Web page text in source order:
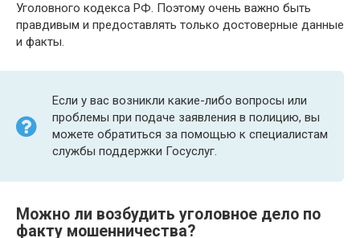
Уголовного кодекса РФ. Поэтому очень важно быть
правдивым и предоставлять только достоверные данные
и факты.
Если у вас возникли какие-либо вопросы или
проблемы при подаче заявления в полицию, вы
можете обратиться за помощью к специалистам
службы поддержки Госуслуг.
Можно ли возбудить уголовное дело по
факту мошенничества?